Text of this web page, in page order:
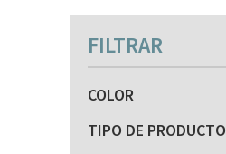
FILTRAR
COLOR
TIPO DE PRODUCTO